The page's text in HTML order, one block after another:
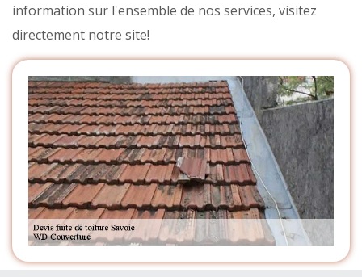
information sur l'ensemble de nos services, visitez
directement notre site!